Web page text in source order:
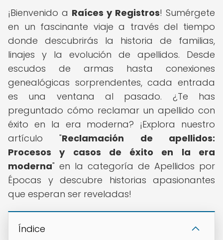
¡Bienvenido a Raíces y Registros! Sumérgete
en un fascinante viaje a través del tiempo
donde descubrirás la historia de familias,
linajes y la evolución de apellidos. Desde
escudos de armas hasta conexiones
genealógicas sorprendentes, cada entrada
es una ventana al pasado. ¿Te has
preguntado cómo reclamar un apellido con
éxito en la era moderna? ¡Explora nuestro
artículo "Reclamación de apellidos:
Procesos y casos de éxito en la era
moderna" en la categoría de Apellidos por
Épocas y descubre historias apasionantes
que esperan ser reveladas!
Índice